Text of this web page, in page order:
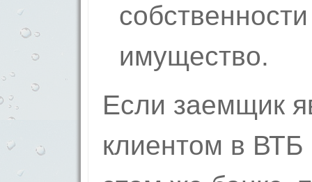
имущество.
Если заемщик
клиентом в ВТБ